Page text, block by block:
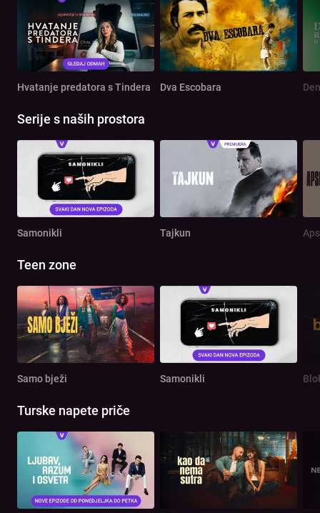
Hvatanje predatora s Tindera Dva Escobara
Serije s naših prostora
Samonikli Tajkun
Teen zone
Samo bježi Samonikli
Turske napete priče